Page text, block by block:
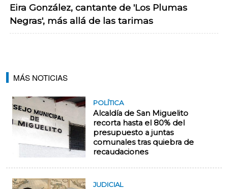
Eira González, cantante de 'Los Plumas
Negras', más allá de las tarimas
MÁS NOTICIAS
POLÍTICA
Alcaldía de San Miguelito
recorta hasta el 80% del
presupuesto a juntas
comunales tras quiebra de
recaudaciones
JUDICIAL